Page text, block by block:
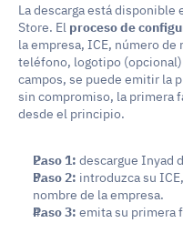
La descarga está disponible
Store. El proceso de
la empresa, ICE, número
teléfono, logotipo
campos, se puede emitir la
sin compromiso, la primera
desde el principio.
Paso 1: descargue Inyad
Paso 2: introduzca su
nombre de la empresa.
Paso 3: emita su primera